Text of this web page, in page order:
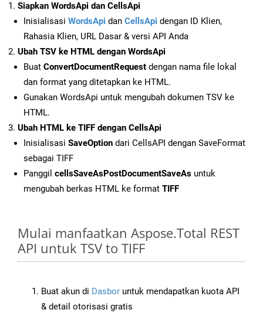
Siapkan WordsApi dan CellsApi
Inisialisasi WordsApi dan CellsApi dengan ID Klien,
Rahasia Klien, URL Dasar & versi API Anda
Ubah TSV ke HTML dengan WordsApi
Buat ConvertDocumentRequest dengan nama file lokal
dan format yang ditetapkan ke HTML.
Gunakan WordsApi untuk mengubah dokumen TSV ke
HTML.
Ubah HTML ke TIFF dengan CellsApi
Inisialisasi SaveOption dari CellsAPI dengan SaveFormat
sebagai TIFF
Panggil cellsSaveAsPostDocumentSaveAs untuk
mengubah berkas HTML ke format TIFF
Mulai manfaatkan Aspose.Total REST
API untuk TSV to TIFF
Buat akun di Dasbor untuk mendapatkan kuota API
& detail otorisasi gratis